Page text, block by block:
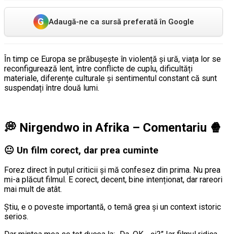
G Adaugă-ne ca sursă preferată în Google
În timp ce Europa se prăbușește în violență și ură, viața lor se
reconfigurează lent, între conflicte de cuplu, dificultăți
materiale, diferențe culturale și sentimentul constant că sunt
suspendați între două lumi.
💭 Nirgendwo in Afrika – Comentariu 🍿
😐 Un film corect, dar prea cuminte
Forez direct în puțul criticii și mă confesez din prima. Nu prea
mi-a plăcut filmul. E corect, decent, bine intenționat, dar rareori
mai mult de atât.
Știu, e o poveste importantă, o temă grea și un context istoric
serios.